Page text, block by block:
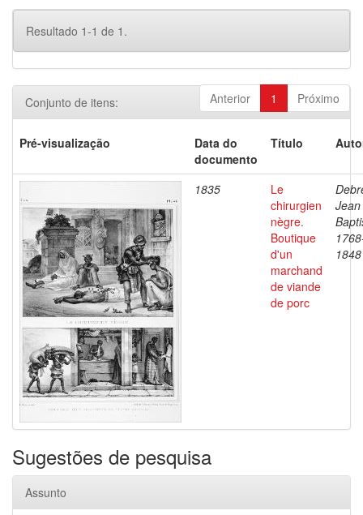
Resultado 1-1 de 1.
Anterior 1 Próximo
Conjunto de itens:
Pré-visualização
Data do
documento
Título
1835
Le
chirurgien
nègre.
Boutique
d'un
marchand
de viande
de porc
Jean
1848
Sugestões de pesquisa
Assunto